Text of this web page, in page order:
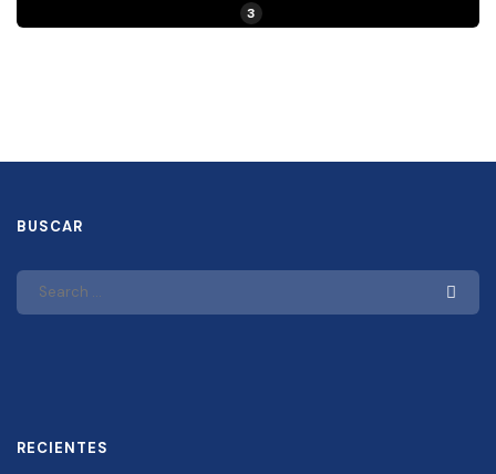
3
BUSCAR
RECIENTES